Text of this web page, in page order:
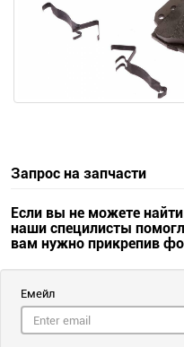
Запрос на запчасти
Если вы не можете
наши специлисты
вам нужно прикрепив
Емейл